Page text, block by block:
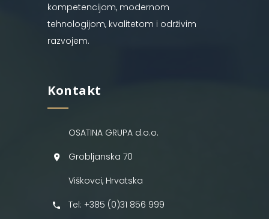
kompetencijom, modernom
tehnologijom, kvalitetom i održivim
razvojem.
Kontakt
OSATINA GRUPA d.o.o.
Grobljanska 70
Viškovci, Hrvatska
Tel: +385 (0)31 856 999